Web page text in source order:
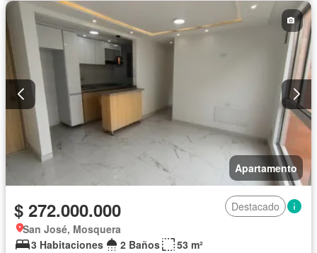
Apartamento
$ 272.000.000
Destacado
San José, Mosquera
3 Habitaciones
2 Baños
53 m²